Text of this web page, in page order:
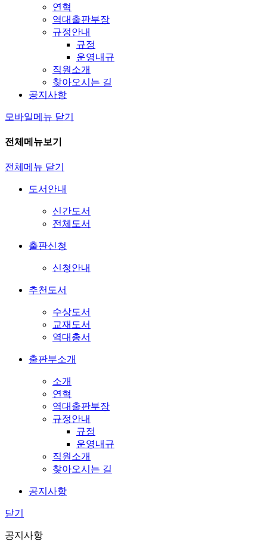
연혁
역대출판부장
규정안내
규정
운영내규
직원소개
찾아오시는 길
공지사항
모바일메뉴 닫기
전체메뉴보기
전체메뉴 닫기
도서안내
신간도서
전체도서
출판신청
신청안내
추천도서
수상도서
교재도서
역대총서
출판부소개
소개
연혁
역대출판부장
규정안내
규정
운영내규
직원소개
찾아오시는 길
공지사항
닫기
공지사항